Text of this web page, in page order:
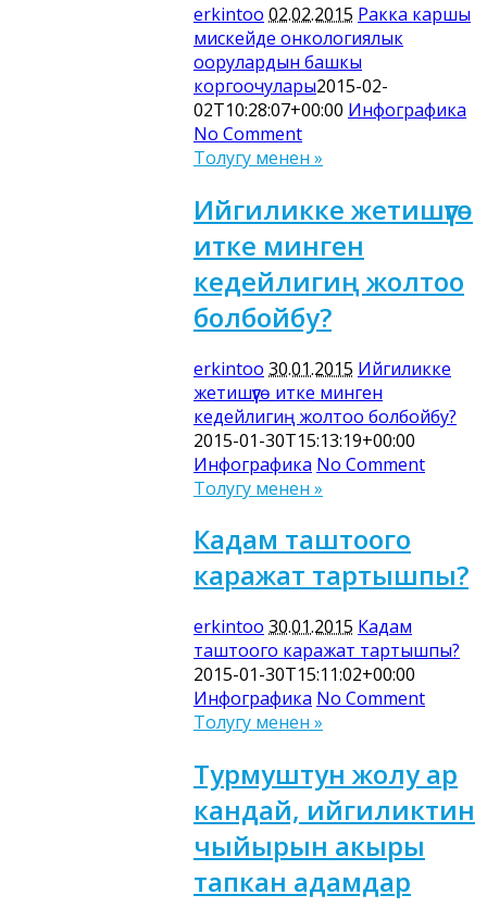
erkintoo 02.02.2015 Ракка каршы
мискейде онкологиялык
оорулардын башкы
коргоочулары2015-02-
02T10:28:07+00:00 Инфографика
No Comment
Толугу менен »
Ийгиликке жетишүүгө
итке минген
кедейлигиң жолтоо
болбойбу?
erkintoo 30.01.2015 Ийгиликке
жетишүүгө итке минген
кедейлигиң жолтоо болбойбу?
2015-01-30T15:13:19+00:00
Инфографика No Comment
Толугу менен »
Кадам таштоого
каражат тартышпы?
erkintoo 30.01.2015 Кадам
таштоого каражат тартышпы?
2015-01-30T15:11:02+00:00
Инфографика No Comment
Толугу менен »
Турмуштун жолу ар
кандай, ийгиликтин
чыйырын акыры
тапкан адамдар